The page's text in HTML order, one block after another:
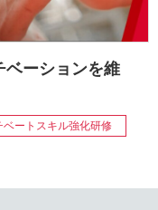
ベーションを維
ベートスキル強化研修